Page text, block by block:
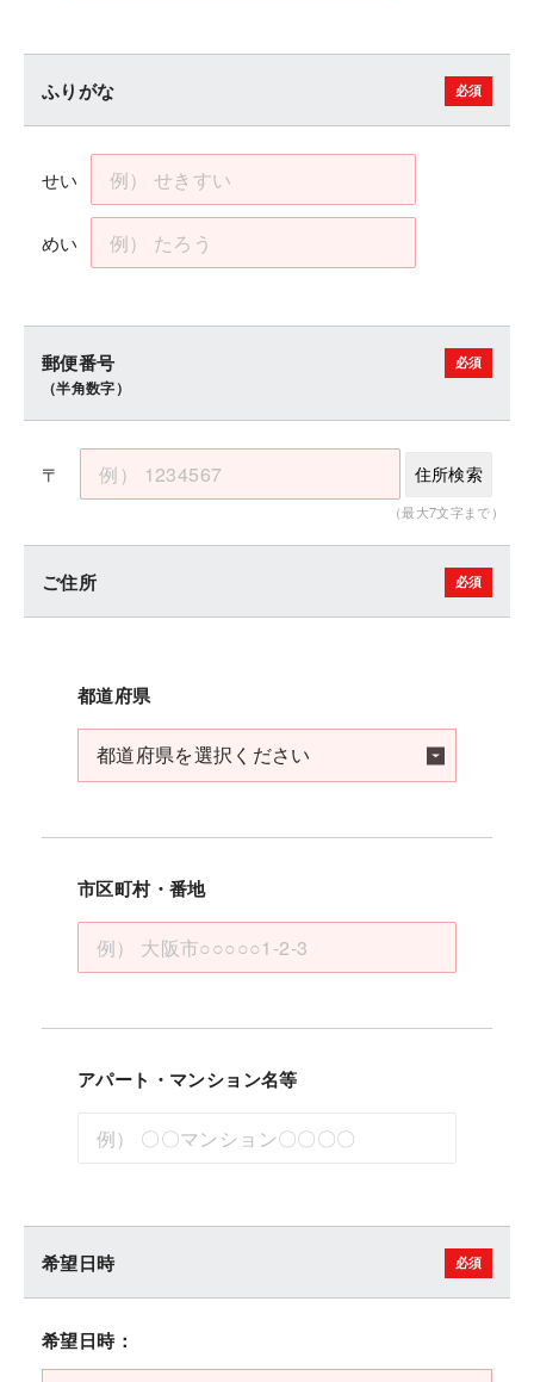
ふりがな
せい
めい
郵便番号
（半角数字）
〒
（最大7文字まで）
住所検索
ご住所
都道府県
市区町村・番地
アパート・マンション名等
希望日時
希望日時：